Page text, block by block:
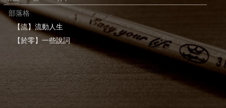
部落格
【流】流動人生
【於零】一些說詞